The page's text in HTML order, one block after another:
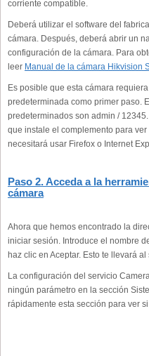
corriente compatible.
Deberá utilizar el software del
cámara. Después, deberá abrir un
configuración de la cámara. Para
leer Manual de la cámara Hikvision
Es posible que esta cámara
predeterminada como primer paso.
predeterminados son admin /
que instale el complemento para
necesitará usar Firefox o Internet
Paso 2. Acceda a la
cámara
Ahora que hemos encontrado la
iniciar sesión. Introduce el nombre
haz clic en Aceptar. Esto te llevará
La configuración del servicio
ningún parámetro en la sección
rápidamente esta sección para ver